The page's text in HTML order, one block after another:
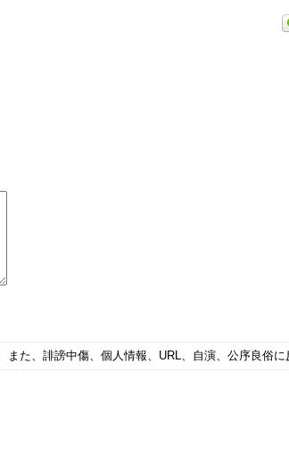
また、誹謗中傷、個人情報、URL、自演、公序良俗